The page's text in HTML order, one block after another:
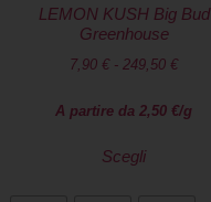
LEMON KUSH Big Bud
Greenhouse
7,90 € - 249,50 €
A partire da 2,50 €/g
Scegli